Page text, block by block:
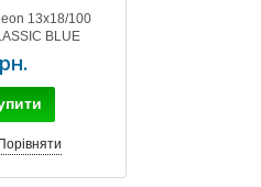
13х18/100
BLUE